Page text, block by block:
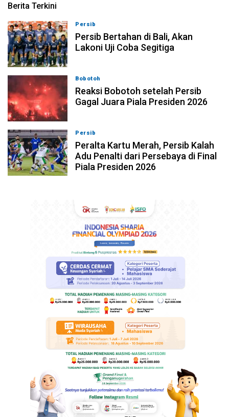
Berita Terkini
Persib
Persib Bertahan di Bali, Akan
Lakoni Uji Coba Segitiga
Bobotoh
Reaksi Bobotoh setelah Persib
Gagal Juara Piala Presiden 2026
Persib
Peralta Kartu Merah, Persib Kalah
Adu Penalti dari Persebaya di Final
Piala Presiden 2026